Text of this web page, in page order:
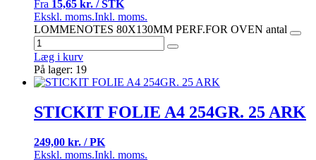
Fra 15,65 kr. / STK
Ekskl. moms.Inkl. moms.
LOMMENOTES 80X130MM PERF.FOR OVEN antal
Læg i kurv
På lager: 19
STICKIT FOLIE A4 254GR. 25 ARK
249,00 kr. / PK
Ekskl. moms.Inkl. moms.